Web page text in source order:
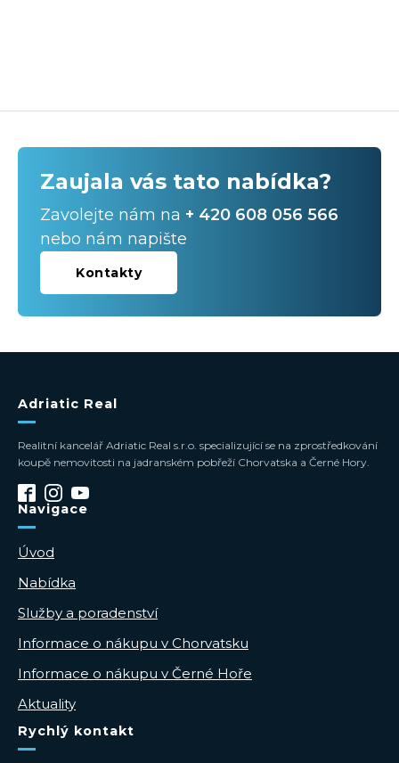
Zaujala vás tato nabídka?
Zavolejte nám na + 420 608 056 566
nebo nám napište
Kontakty
Adriatic Real
Realitní kancelář Adriatic Real s.r.o. specializující se na zprostředkování
koupě nemovitosti na jadranském pobřeží Chorvatska a Černé Hory.
Navigace
Úvod
Nabídka
Služby a poradenství
Informace o nákupu v Chorvatsku
Informace o nákupu v Černé Hoře
Aktuality
Rychlý kontakt